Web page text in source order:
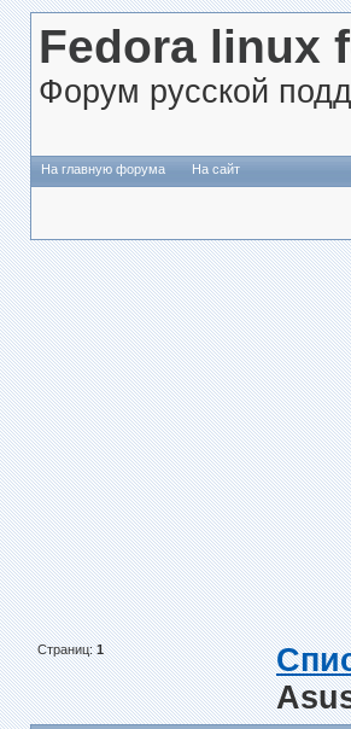
Fedora linux
Форум русской
На главную форума На сайт
Страниц:1